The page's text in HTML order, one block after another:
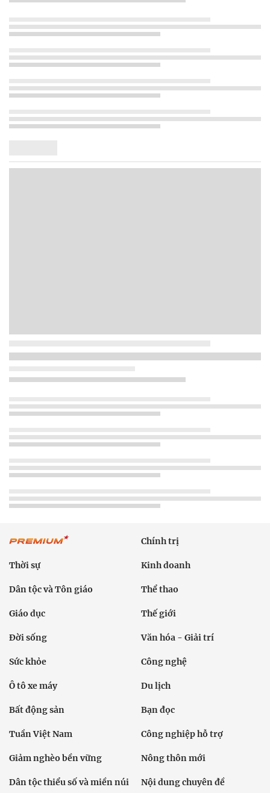
Chính trị
Thời sự Kinh doanh
Dân tộc và Tôn giáo Thể thao
Giáo dục Thế giới
Đời sống Văn hóa - Giải trí
Sức khỏe Công nghệ
Ô tô xe máy Du lịch
Bất động sản Bạn đọc
Tuần Việt Nam Công nghiệp hỗ trợ
Giảm nghèo bền vững Nông thôn mới
Dân tộc thiểu số và miền núi Nội dung chuyên đề